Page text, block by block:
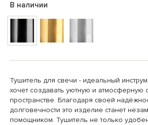
В наличии
Тушитель для свечи - идеальный
хочет создавать уютную и атмосферную
пространстве. Благодаря своей
долговечности это изделие станет
помощником. Тушитель не только